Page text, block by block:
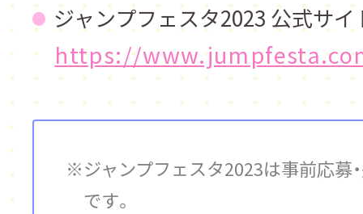
ジャンプフェスタ2023 公式サイ
https://
ジャンプフェスタ2023は事前応募
です。